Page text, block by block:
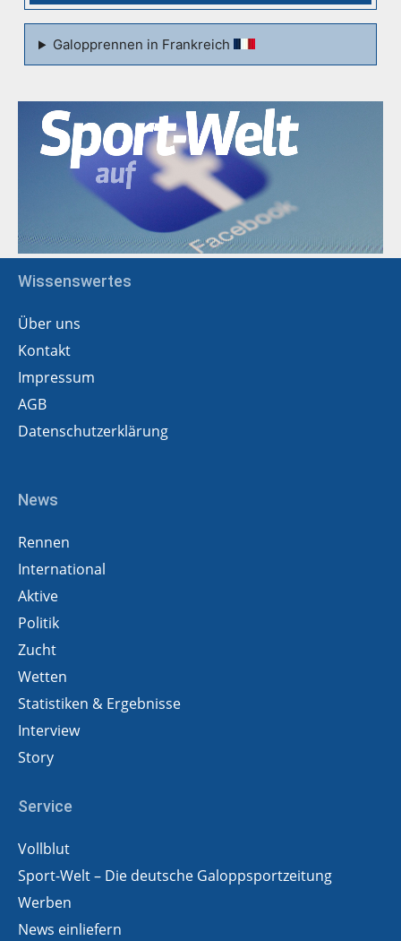
Galopprennen in Frankreich
Wissenswertes
Über uns
Kontakt
Impressum
AGB
Datenschutzerklärung
News
Rennen
International
Aktive
Politik
Zucht
Wetten
Statistiken & Ergebnisse
Interview
Story
Service
Vollblut
Sport-Welt – Die deutsche Galoppsportzeitung
Werben
News einliefern